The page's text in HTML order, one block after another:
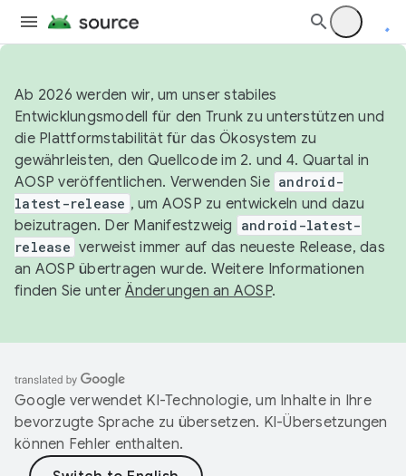
Ab 2026 werden wir, um unser stabiles
Entwicklungsmodell für den Trunk zu unterstützen und
die Plattformstabilität für das Ökosystem zu
gewährleisten, den Quellcode im 2. und 4. Quartal in
AOSP veröffentlichen. Verwenden Sie android-
latest-release , um AOSP zu entwickeln und dazu
beizutragen. Der Manifestzweig
android-latest-
release verweist immer auf das neueste Release, das
an AOSP übertragen wurde. Weitere Informationen
finden Sie unterÄnderungen an AOSP.
Google verwendet KI-Technologie, um Inhalte in Ihre
bevorzugte Sprache zu übersetzen. KI-Übersetzungen
können Fehler enthalten.